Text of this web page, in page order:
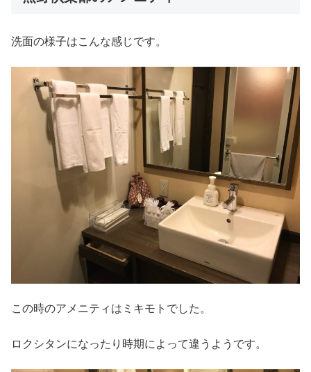
洗面の様子はこんな感じです。
この時のアメニティはミキモトでした。
ロクシタンになったり時期によって違うようです。